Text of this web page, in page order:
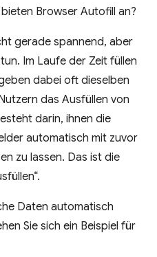
Browser Autofill an?
gerade spannend, aber
Im Laufe der Zeit füllen
dabei oft dieselben
das Ausfüllen von
darin, ihnen die
automatisch mit zuvor
zu lassen. Das ist die
Daten automatisch
Sie sich ein Beispiel für